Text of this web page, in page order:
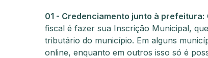
01 - Credenciamento junto à prefeitura:
fiscal é fazer sua Inscrição Municipal,
tributário do município. Em alguns
online, enquanto em outros isso só é